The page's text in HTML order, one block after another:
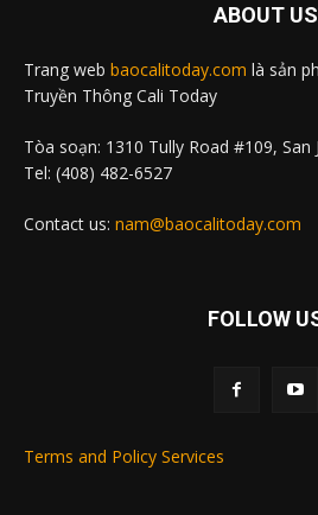
ABOUT US
Trang web baocalitoday.com là sản
Truyền Thông Cali Today
Tòa soạn: 1310 Tully Road #109, San
Tel: (408) 482-6527
Contact us: nam@baocalitoday.com
FOLLOW
Terms and Policy Services